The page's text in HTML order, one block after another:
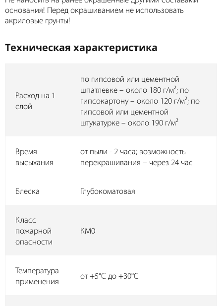
основания! Перед окрашиванием не использовать
акриловые грунты!
Техническая характеристика
Расход на 1
слой
по гипсовой или цементной
шпатлевке – около 180 г/м²; по
гипсокартону – около 120 г/м²; по
гипсовой или цементной
штукатурке – около 190 г/м²
Время
высыхания
от пыли - 2 часа; возможность
перекрашивания – через 24 час
Блеска Глубокоматовая
Класс
пожарной
опасности
КМ0
Температура
применения
от +5°С до +30°С